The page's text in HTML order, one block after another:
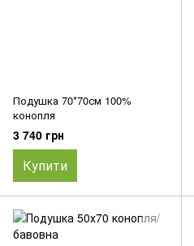
Подушка 70*70см 100%
конопля
3 740 грн
Купити